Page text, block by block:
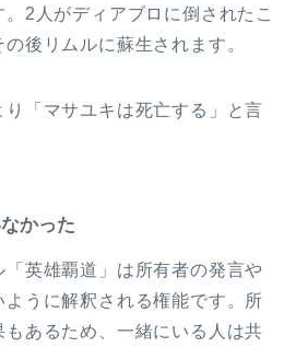
2人がディアブロに倒されたこ
後リムルに蘇生されます。
り「マサユキは死亡する」と言
かった
英雄覇道」は所有者の発言や
うに解釈される権能です。所
あるため、一緒にいる人は共